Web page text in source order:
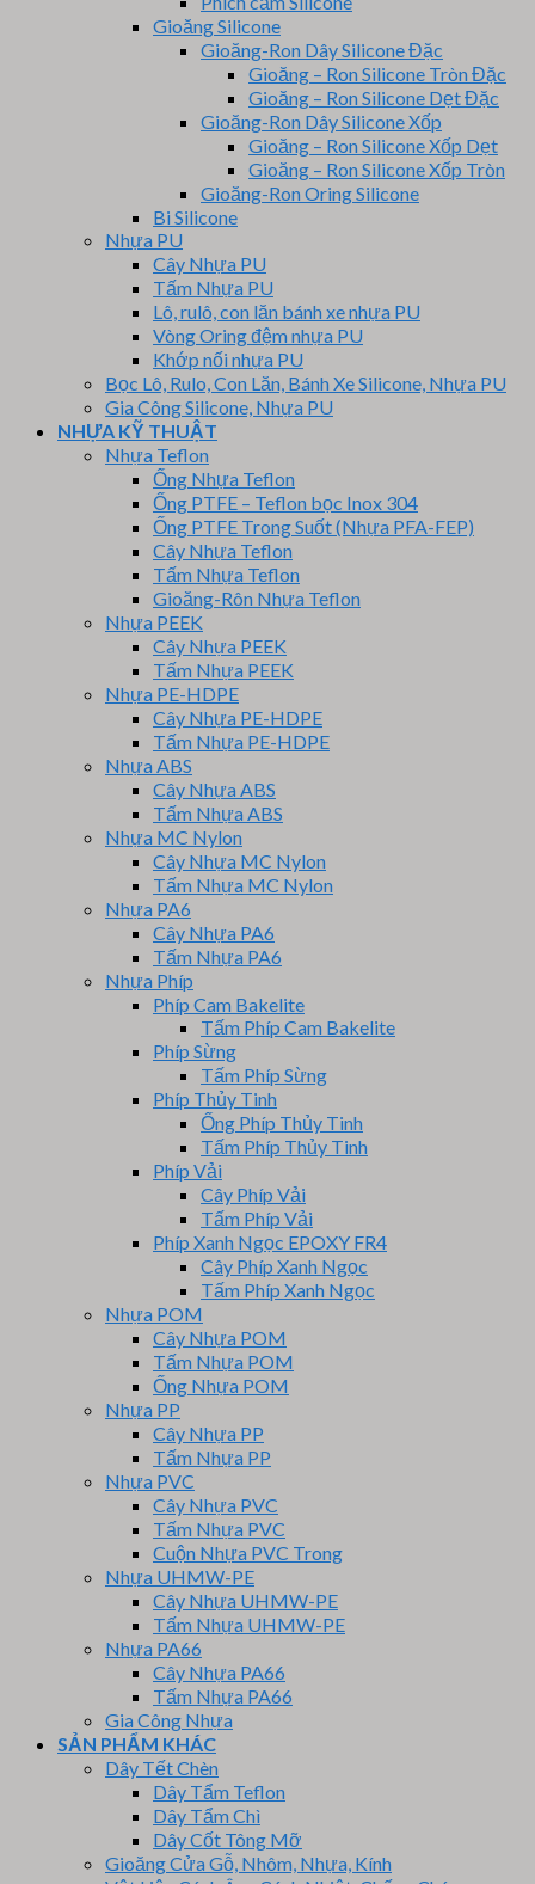
Gioăng Silicone
Gioăng-Ron Dây Silicone Đặc
Gioăng – Ron Silicone Tròn Đặc
Gioăng – Ron Silicone Dẹt Đặc
Gioăng-Ron Dây Silicone Xốp
Gioăng – Ron Silicone Xốp Dẹt
Gioăng – Ron Silicone Xốp Tròn
Gioăng-Ron Oring Silicone
Bi Silicone
Nhựa PU
Cây Nhựa PU
Tấm Nhựa PU
Lô, rulô, con lăn bánh xe nhựa PU
Vòng Oring đệm nhựa PU
Khớp nối nhựa PU
Bọc Lô, Rulo, Con Lăn, Bánh Xe Silicone, Nhựa PU
Gia Công Silicone, Nhựa PU
NHỰA KỸ THUẬT
Nhựa Teflon
Ống Nhựa Teflon
Ống PTFE – Teflon bọc Inox 304
Ống PTFE Trong Suốt (Nhựa PFA-FEP)
Cây Nhựa Teflon
Tấm Nhựa Teflon
Gioăng-Rôn Nhựa Teflon
Nhựa PEEK
Cây Nhựa PEEK
Tấm Nhựa PEEK
Nhựa PE-HDPE
Cây Nhựa PE-HDPE
Tấm Nhựa PE-HDPE
Nhựa ABS
Cây Nhựa ABS
Tấm Nhựa ABS
Nhựa MC Nylon
Cây Nhựa MC Nylon
Tấm Nhựa MC Nylon
Nhựa PA6
Cây Nhựa PA6
Tấm Nhựa PA6
Nhựa Phíp
Phíp Cam Bakelite
Tấm Phíp Cam Bakelite
Phíp Sừng
Tấm Phíp Sừng
Phíp Thủy Tinh
Ống Phíp Thủy Tinh
Tấm Phíp Thủy Tinh
Phíp Vải
Cây Phíp Vải
Tấm Phíp Vải
Phíp Xanh Ngọc EPOXY FR4
Cây Phíp Xanh Ngọc
Tấm Phíp Xanh Ngọc
Nhựa POM
Cây Nhựa POM
Tấm Nhựa POM
Ống Nhựa POM
Nhựa PP
Cây Nhựa PP
Tấm Nhựa PP
Nhựa PVC
Cây Nhựa PVC
Tấm Nhựa PVC
Cuộn Nhựa PVC Trong
Nhựa UHMW-PE
Cây Nhựa UHMW-PE
Tấm Nhựa UHMW-PE
Nhựa PA66
Cây Nhựa PA66
Tấm Nhựa PA66
Gia Công Nhựa
SẢN PHẨM KHÁC
Dây Tết Chèn
Dây Tẩm Teflon
Dây Tẩm Chì
Dây Cốt Tông Mỡ
Gioăng Cửa Gỗ, Nhôm, Nhựa, Kính